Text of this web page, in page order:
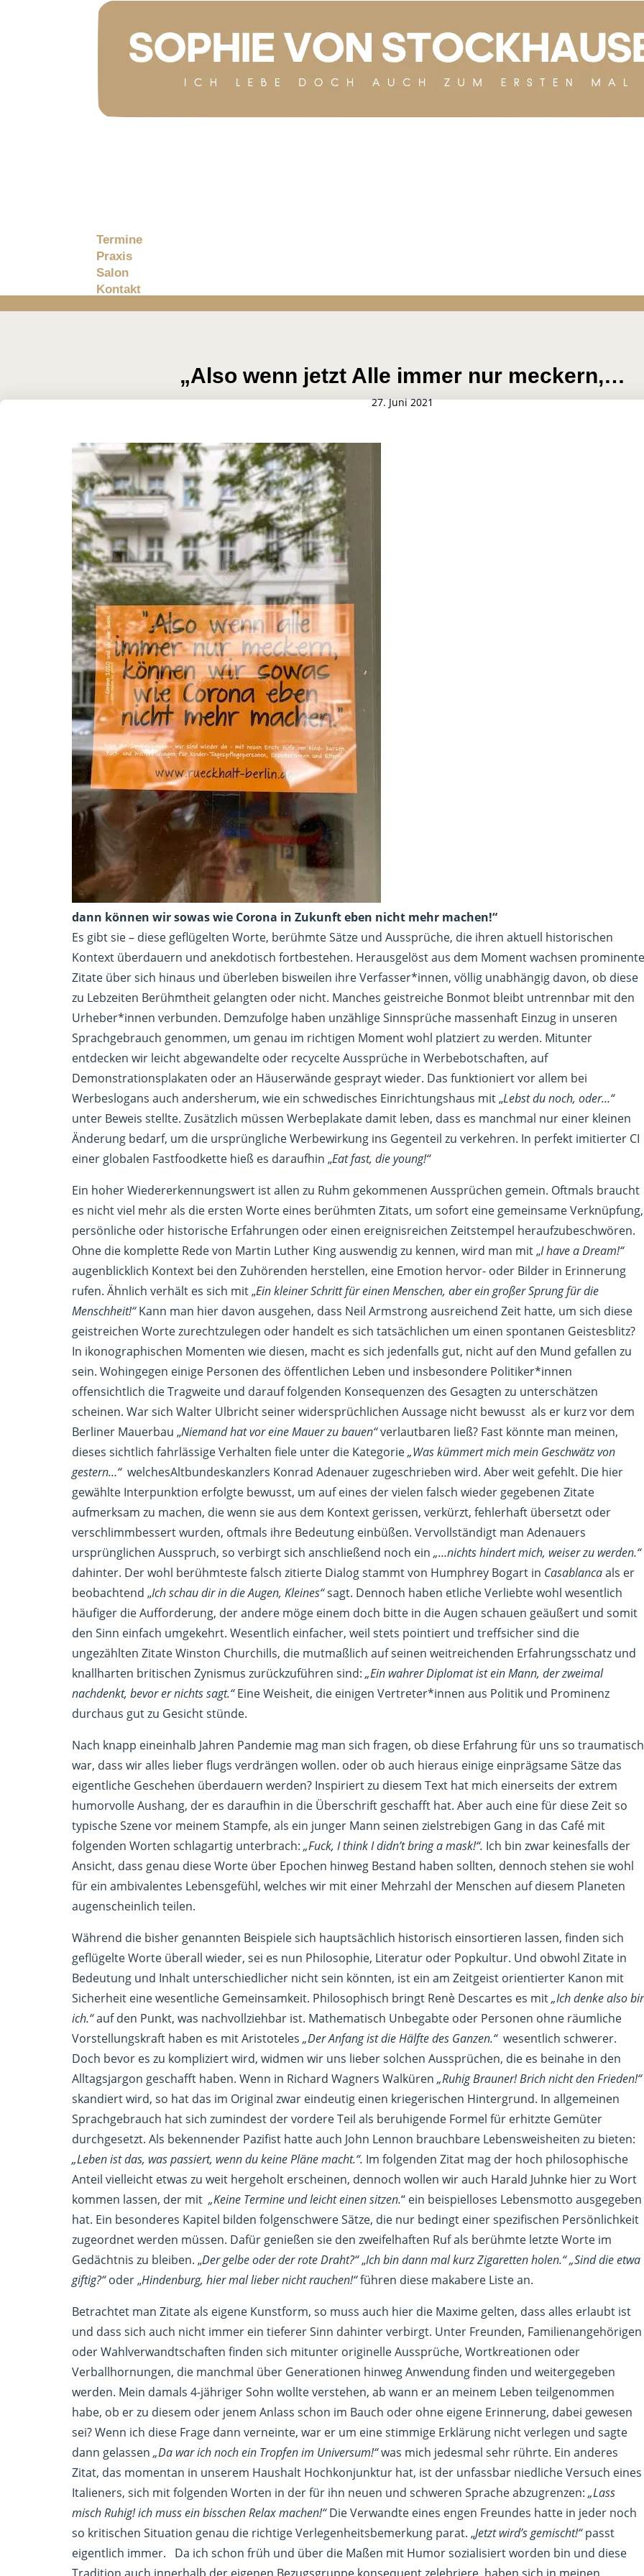
Termine
Praxis
Salon
Kontakt
„Also wenn jetzt Alle immer nur meckern,…
27. Juni 2021
dann können wir sowas wie Corona in Zukunft eben nicht mehr machen!“
Es gibt sie – diese geflügelten Worte, berühmte Sätze und Aussprüche, die ihren aktuell historischen
Kontext überdauern und anekdotisch fortbestehen. Herausgelöst aus dem Moment wachsen prominente
Zitate über sich hinaus und überleben bisweilen ihre Verfasser*innen, völlig unabhängig davon, ob diese
zu Lebzeiten Berühmtheit gelangten oder nicht. Manches geistreiche Bonmot bleibt untrennbar mit den
Urheber*innen verbunden. Demzufolge haben unzählige Sinnsprüche massenhaft Einzug in unseren
Sprachgebrauch genommen, um genau im richtigen Moment wohl platziert zu werden. Mitunter
entdecken wir leicht abgewandelte oder recycelte Aussprüche in Werbebotschaften, auf
Demonstrationsplakaten oder an Häuserwände gesprayt wieder. Das funktioniert vor allem bei
Werbeslogans auch andersherum, wie ein schwedisches Einrichtungshaus mit „Lebst du noch, oder…“
unter Beweis stellte. Zusätzlich müssen Werbeplakate damit leben, dass es manchmal nur einer kleinen
Änderung bedarf, um die ursprüngliche Werbewirkung ins Gegenteil zu verkehren. In perfekt imitierter CI
einer globalen Fastfoodkette hieß es daraufhin „Eat fast, die young!“
Ein hoher Wiedererkennungswert ist allen zu Ruhm gekommenen Aussprüchen gemein. Oftmals braucht
es nicht viel mehr als die ersten Worte eines berühmten Zitats, um sofort eine gemeinsame Verknüpfung,
persönliche oder historische Erfahrungen oder einen ereignisreichen Zeitstempel heraufzubeschwören.
Ohne die komplette Rede von Martin Luther King auswendig zu kennen, wird man mit „I have a Dream!“
augenblicklich Kontext bei den Zuhörenden herstellen, eine Emotion hervor- oder Bilder in Erinnerung
rufen. Ähnlich verhält es sich mit „Ein kleiner Schritt für einen Menschen, aber ein großer Sprung für die
Menschheit!“Kann man hier davon ausgehen, dass Neil Armstrong ausreichend Zeit hatte, um sich diese
geistreichen Worte zurechtzulegen oder handelt es sich tatsächlichen um einen spontanen Geistesblitz?
In ikonographischen Momenten wie diesen, macht es sich jedenfalls gut, nicht auf den Mund gefallen zu
sein. Wohingegen einige Personen des öffentlichen Leben und insbesondere Politiker*innen
offensichtlich die Tragweite und darauf folgenden Konsequenzen des Gesagten zu unterschätzen
scheinen. War sich Walter Ulbricht seiner widersprüchlichen Aussage nicht bewusst als er kurz vor dem
Berliner Mauerbau „Niemand hat vor eine Mauer zu bauen“verlautbaren ließ? Fast könnte man meinen,
dieses sichtlich fahrlässige Verhalten fiele unter die Kategorie„Was kümmert mich mein Geschwätz von
gestern…“ welchesAltbundeskanzlers Konrad Adenauer zugeschrieben wird. Aber weit gefehlt. Die hier
gewählte Interpunktion erfolgte bewusst, um auf eines der vielen falsch wieder gegebenen Zitate
aufmerksam zu machen, die wenn sie aus dem Kontext gerissen, verkürzt, fehlerhaft übersetzt oder
verschlimmbessert wurden, oftmals ihre Bedeutung einbüßen. Vervollständigt man Adenauers
ursprünglichen Ausspruch, so verbirgt sich anschließend noch ein „…nichts hindert mich, weiser zu werden.“
dahinter. Der wohl berühmteste falsch zitierte Dialog stammt von Humphrey Bogart in Casablancaals er
beobachtend „Ich schau dir in die Augen, Kleines“sagt. Dennoch haben etliche Verliebte wohl wesentlich
häufiger die Aufforderung, der andere möge einem doch bitte in die Augen schauen geäußert und somit
den Sinn einfach umgekehrt. Wesentlich einfacher, weil stets pointiert und treffsicher sind die
ungezählten Zitate Winston Churchills, die mutmaßlich auf seinen weitreichenden Erfahrungsschatz und
knallharten britischen Zynismus zurückzuführen sind: „Ein wahrer Diplomat ist ein Mann, der zweimal
nachdenkt, bevor er nichts sagt.“Eine Weisheit, die einigen Vertreter*innen aus Politik und Prominenz
durchaus gut zu Gesicht stünde.
Nach knapp eineinhalb Jahren Pandemie mag man sich fragen, ob diese Erfahrung für uns so traumatisch
war, dass wir alles lieber flugs verdrängen wollen. oder ob auch hieraus einige einprägsame Sätze das
eigentliche Geschehen überdauern werden? Inspiriert zu diesem Text hat mich einerseits der extrem
humorvolle Aushang, der es daraufhin in die Überschrift geschafft hat. Aber auch eine für diese Zeit so
typische Szene vor meinem Stampfe, als ein junger Mann seinen zielstrebigen Gang in das Café mit
folgenden Worten schlagartig unterbrach: „Fuck, I think I didn’t bring a mask!“. Ich bin zwar keinesfalls der
Ansicht, dass genau diese Worte über Epochen hinweg Bestand haben sollten, dennoch stehen sie wohl
für ein ambivalentes Lebensgefühl, welches wir mit einer Mehrzahl der Menschen auf diesem Planeten
augenscheinlich teilen.
Während die bisher genannten Beispiele sich hauptsächlich historisch einsortieren lassen, finden sich
geflügelte Worte überall wieder, sei es nun Philosophie, Literatur oder Popkultur. Und obwohl Zitate in
Bedeutung und Inhalt unterschiedlicher nicht sein könnten, ist ein am Zeitgeist orientierter Kanon mit
Sicherheit eine wesentliche Gemeinsamkeit. Philosophisch bringt Renè Descartes es mit„Ich denke also
ich.“auf den Punkt, was nachvollziehbar ist. Mathematisch Unbegabte oder Personen ohne räumliche
Vorstellungskraft haben es mit Aristoteles „Der Anfang ist die Hälfte des Ganzen.“ wesentlich schwerer.
Doch bevor es zu kompliziert wird, widmen wir uns lieber solchen Aussprüchen, die es beinahe in den
Alltagsjargon geschafft haben. Wenn in Richard Wagners Walküren „Ruhig Brauner! Brich nicht den Frieden!“
skandiert wird, so hat das im Original zwar eindeutig einen kriegerischen Hintergrund. In allgemeinen
Sprachgebrauch hat sich zumindest der vordere Teil als beruhigende Formel für erhitzte Gemüter
durchgesetzt. Als bekennender Pazifist hatte auch John Lennon brauchbare Lebensweisheiten zu bieten:
„Leben ist das, was passiert, wenn du keine Pläne macht.“. Im folgenden Zitat mag der hoch philosophische
Anteil vielleicht etwas zu weit hergeholt erscheinen, dennoch wollen wir auch Harald Juhnke hier zu Wort
kommen lassen, der mit „Keine Termine und leicht einen sitzen.“ ein beispielloses Lebensmotto ausgegeben
hat. Ein besonderes Kapitel bilden folgenschwere Sätze, die nur bedingt einer spezifischen Persönlichkeit
zugeordnet werden müssen. Dafür genießen sie den zweifelhaften Ruf als berühmte letzte Worte im
Gedächtnis zu bleiben. „Der gelbe oder der rote Draht?“„Ich bin dann mal kurz Zigaretten holen.“ „Sind die etwa
giftig?“oder „Hindenburg, hier mal lieber nicht rauchen!“führen diese makabere Liste an.
Betrachtet man Zitate als eigene Kunstform, so muss auch hier die Maxime gelten, dass alles erlaubt ist
und dass sich auch nicht immer ein tieferer Sinn dahinter verbirgt. Unter Freunden, Familienangehörigen
oder Wahlverwandtschaften finden sich mitunter originelle Aussprüche, Wortkreationen oder
Verballhornungen, die manchmal über Generationen hinweg Anwendung finden und weitergegeben
werden. Mein damals 4-jähriger Sohn wollte verstehen, ab wann er an meinem Leben teilgenommen
habe, ob er zu diesem oder jenem Anlass schon im Bauch oder ohne eigene Erinnerung, dabei gewesen
sei? Wenn ich diese Frage dann verneinte, war er um eine stimmige Erklärung nicht verlegen und sagte
dann gelassen „Da war ich noch ein Tropfen im Universum!“was mich jedesmal sehr rührte. Ein anderes
Zitat, das momentan in unserem Haushalt Hochkonjunktur hat, ist der unfassbar niedliche Versuch eines
Italieners, sich mit folgenden Worten in der für ihn neuen und schweren Sprache abzugrenzen: „Lass
misch Ruhig! ich muss ein bisschen Relax machen!“Die Verwandte eines engen Freundes hatte in jeder noch
so kritischen Situation genau die richtige Verlegenheitsbemerkung parat. „Jetzt wird’s gemischt!“passt
eigentlich immer.
Da ich schon früh und über die Maßen mit Humor sozialisiert worden bin und diese